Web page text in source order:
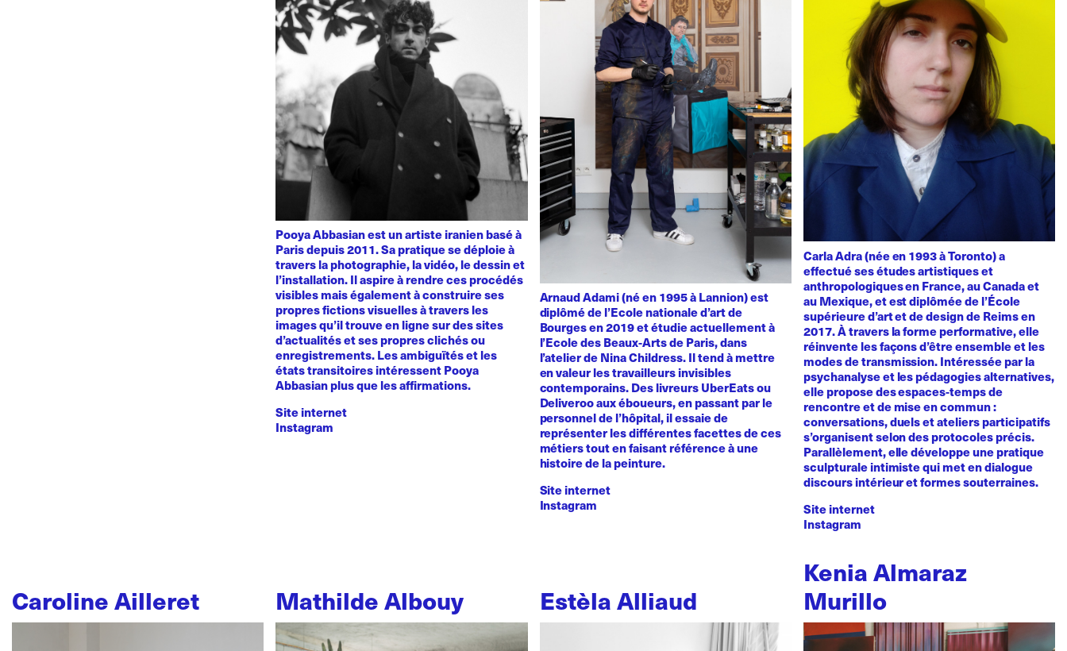
Pooya Abbasian est un artiste iranien basé à
Paris depuis 2011. Sa pratique se déploie à
travers la photographie, la vidéo, le dessin et
l’installation. Il aspire à rendre ces procédés
visibles mais également à construire ses
propres fictions visuelles à travers les
images qu’il trouve en ligne sur des sites
d’actualités et ses propres clichés ou
enregistrements. Les ambiguïtés et les
états transitoires intéressent Pooya
Abbasian plus que les affirmations.
Site internet
Instagram
Arnaud Adami (né en 1995 à Lannion) est
diplômé de l’Ecole nationale d’art de
Bourges en 2019 et étudie actuellement à
l’Ecole des Beaux-Arts de Paris, dans
l’atelier de Nina Childress. Il tend à mettre
en valeur les travailleurs invisibles
contemporains. Des livreurs UberEats ou
Deliveroo aux éboueurs, en passant par le
personnel de l’hôpital, il essaie de
représenter les différentes facettes de ces
métiers tout en faisant référence à une
histoire de la peinture.
Site internet
Instagram
Carla Adra (née en 1993 à Toronto) a
effectué ses études artistiques et
anthropologiques en France, au Canada et
au Mexique, et est diplômée de l’École
supérieure d’art et de design de Reims en
2017. À travers la forme performative, elle
réinvente les façons d’être ensemble et les
modes de transmission. Intéressée par la
psychanalyse et les pédagogies alternatives,
elle propose des espaces-temps de
rencontre et de mise en commun :
conversations, duels et ateliers participatifs
s’organisent selon des protocoles précis.
Parallèlement, elle développe une pratique
sculpturale intimiste qui met en dialogue
discours intérieur et formes souterraines.
Site internet
Instagram
Caroline Ailleret Mathilde Albouy Estèla Alliaud
Kenia Almaraz
Murillo